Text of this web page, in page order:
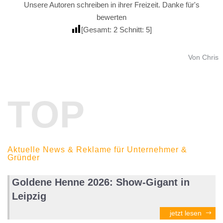
Unsere Autoren schreiben in ihrer Freizeit. Danke für's
bewerten
[Gesamt: 2 Schnitt: 5]
Von Chris
TOP
Aktuelle News & Reklame für Unternehmer &
Gründer
Goldene Henne 2026: Show-Gigant in
Leipzig
jetzt lesen